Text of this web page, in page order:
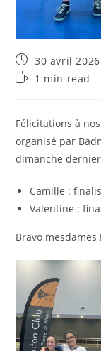
Publication
publiée :
30 avril 2026
Temps1 min read
Félicitations à
organisé par
dimanche
Camille :
Valentine :
Bravo mesdames !